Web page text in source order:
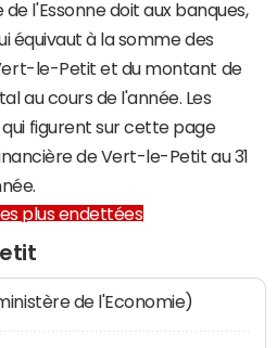
l'Essonne doit aux banques,
équivaut à la somme des
le-Petit et du montant de
au cours de l'année. Les
figurent sur cette page
de Vert-le-Petit au 31
plus endettées
de l'Economie)